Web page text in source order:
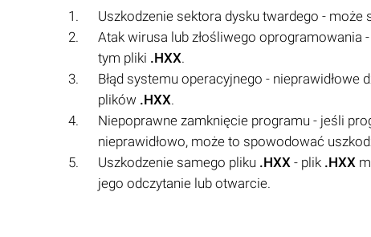
Uszkodzenie sektora dysku twardego -
Atak wirusa lub złośliwego oprogramowania
tym pliki .HXX.
Błąd systemu operacyjnego -
plików .HXX.
Niepoprawne zamknięcie programu - jeśli
nieprawidłowo, może to spowodować
Uszkodzenie samego pliku .HXX - plik .HXX
jego odczytanie lub otwarcie.